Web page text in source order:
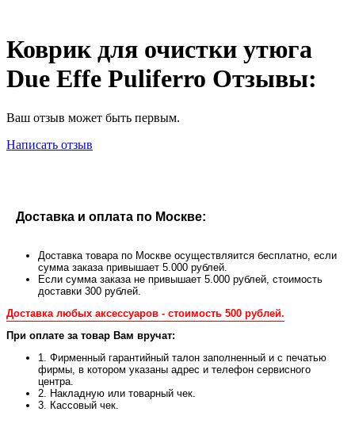
Коврик для очистки утюга
Due Effe Puliferro Отзывы:
Ваш отзыв может быть первым.
Написать отзыв
Доставка и оплата по Москве:
Доставка товара по Москве осуществляится бесплатно, если
сумма заказа привышает 5.000 рублей.
Если сумма заказа не привышает 5.000 рублей, стоимость
доставки 300 рублей.
Доставка любых аксессуаров - стоимость 500 рублей.
При оплате за товар Вам вручат:
1. Фирменный гарантийный талон заполненный и с печатью
фирмы, в котором указаны адрес и телефон сервисного
центра.
2. Накладную или товарный чек.
3. Кассовый чек.